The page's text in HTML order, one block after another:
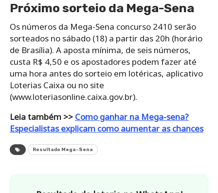
Próximo sorteio da Mega-Sena
Os números da Mega-Sena concurso 2410 serão
sorteados no sábado (18) a partir das 20h (horário
de Brasília). A aposta mínima, de seis números,
custa R$ 4,50 e os apostadores podem fazer até
uma hora antes do sorteio em lotéricas, aplicativo
Loterias Caixa ou no site
(www.loteriasonline.caixa.gov.br).
Leia também >> Como ganhar na Mega-sena?
Especialistas explicam como aumentar as chances
Resultado Mega-Sena